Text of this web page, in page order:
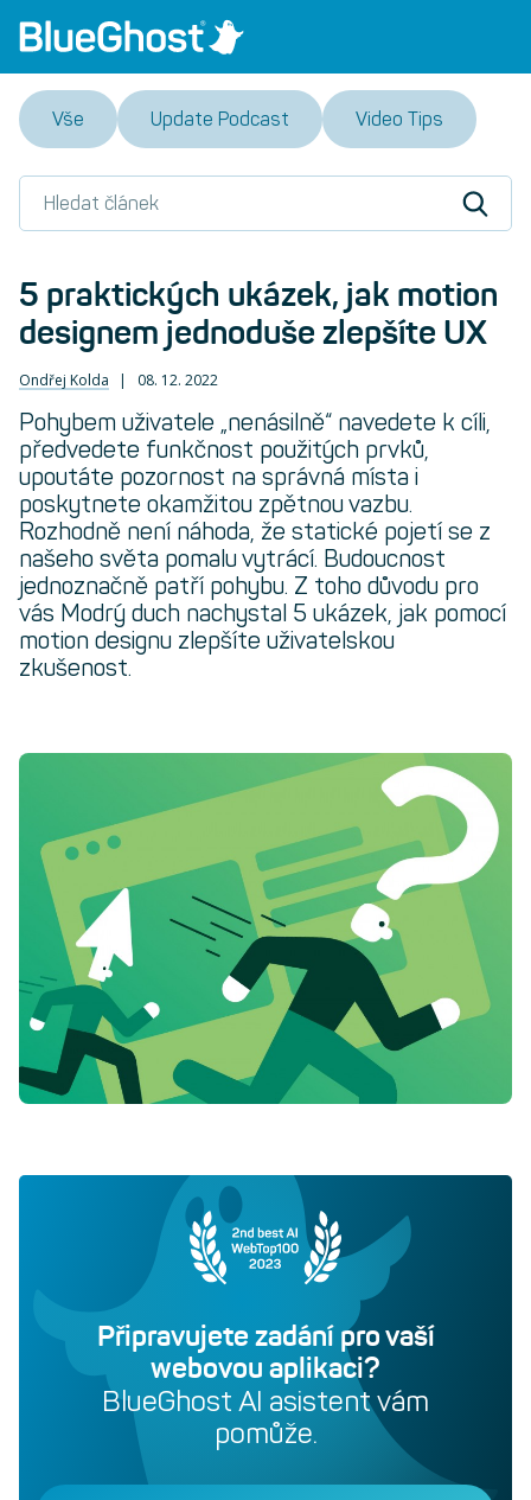
Vše Update Podcast Video Tips
5 praktických ukázek, jak motion
designem jednoduše zlepšíte UX
Ondřej Kolda 08. 12. 2022
Pohybem uživatele „nenásilně“ navedete k cíli,
předvedete funkčnost použitých prvků,
upoutáte pozornost na správná místa i
poskytnete okamžitou zpětnou vazbu.
Rozhodně není náhoda, že statické pojetí se z
našeho světa pomalu vytrácí. Budoucnost
jednoznačně patří pohybu. Z toho důvodu pro
vás Modrý duch nachystal 5 ukázek, jak pomocí
motion designu zlepšíte uživatelskou
zkušenost.
Připravujete zadání pro vaší
webovou aplikaci?
BlueGhost AI asistent vám
pomůže.